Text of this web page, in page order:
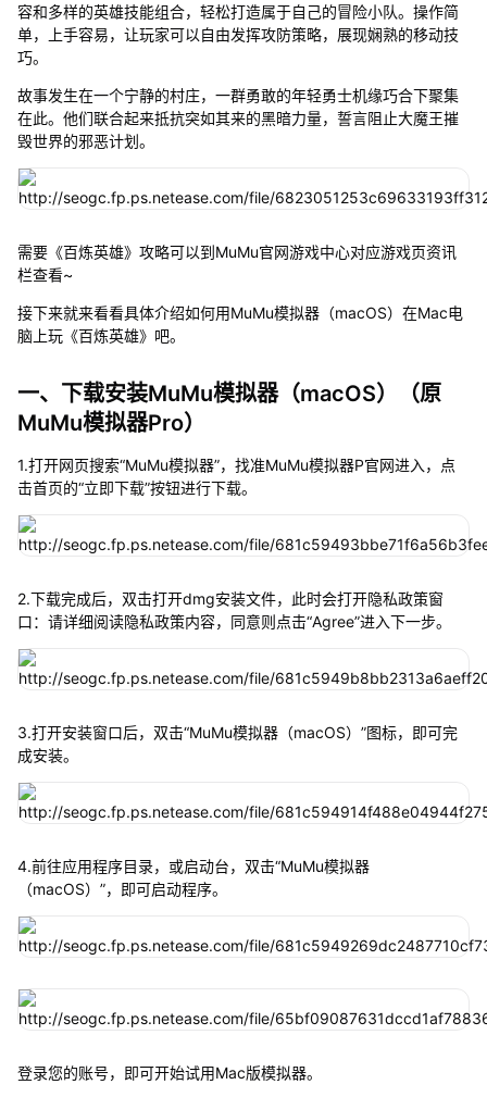
容和多样的英雄技能组合，轻松打造属于自己的冒险小队。操作简
单，上手容易，让玩家可以自由发挥攻防策略，展现娴熟的移动技
巧。
故事发生在一个宁静的村庄，一群勇敢的年轻勇士机缘巧合下聚集
在此。他们联合起来抵抗突如其来的黑暗力量，誓言阻止大魔王摧
毁世界的邪恶计划。
需要《百炼英雄》攻略可以到MuMu官网游戏中心对应游戏页资讯
栏查看~
接下来就来看看具体介绍如何用MuMu模拟器（macOS）在Mac电
脑上玩《百炼英雄》吧。
一、下载安装MuMu模拟器（macOS）（原
MuMu模拟器Pro）
1.打开网页搜索“MuMu模拟器”，找准MuMu模拟器P官网进入，点
击首页的“立即下载”按钮进行下载。
2.下载完成后，双击打开dmg安装文件，此时会打开隐私政策窗
口：请详细阅读隐私政策内容，同意则点击“Agree”进入下一步。
3.打开安装窗口后，双击“MuMu模拟器（macOS）”图标，即可完
成安装。
4.前往应用程序目录，或启动台，双击“MuMu模拟器
（macOS）”，即可启动程序。
登录您的账号，即可开始试用Mac版模拟器。